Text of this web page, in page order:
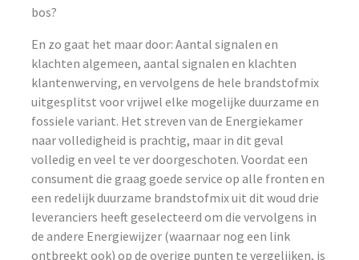
bos?
En zo gaat het maar door: Aantal signalen en
klachten algemeen, aantal signalen en klachten
klantenwerving, en vervolgens de hele brandstofmix
uitgesplitst voor vrijwel elke mogelijke duurzame en
fossiele variant. Het streven van de Energiekamer
naar volledigheid is prachtig, maar in dit geval
volledig en veel te ver doorgeschoten. Voordat een
consument die graag goede service op alle fronten en
een redelijk duurzame brandstofmix uit dit woud drie
leveranciers heeft geselecteerd om die vervolgens in
de andere Energiewijzer (waarnaar nog een link
ontbreekt ook) op de overige punten te vergelijken, is